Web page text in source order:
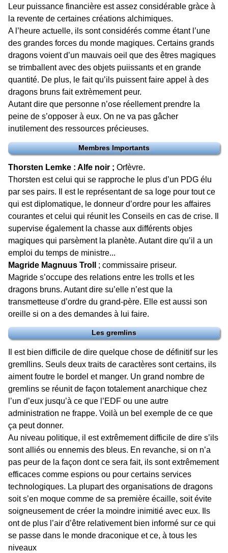
Leur puissance financière est assez considérable gràce à
la revente de certaines créations alchimiques.
A l’heure actuelle, ils sont considérés comme étant l’une
des grandes forces du monde magiques. Certains grands
dragons voient d’un mauvais oeil que des êtres magiques
se trimballent avec des objets puiissants et en grande
quantité. De plus, le fait qu’ils puissent faire appel à des
dragons bruns fait extrèmement peur.
Autant dire que personne n’ose réellement prendre la
peine de s’opposer à eux. On ne va pas gâcher
inutilement des ressources précieuses.
Membres Importants
Thorsten Lemke : Alfe noir ;Orfèvre.
Thorsten est celui qui se rapproche le plus d’un PDG élu
par ses pairs. Il est le représentant de sa loge pour tout ce
qui est diplomatique, le donneur d’ordre pour les affaires
courantes et celui qui réunit les Conseils en cas de crise. Il
supervise également la chasse aux différents objes
magiques qui parsèment la planète. Autant dire qu’il a un
emploi du temps de ministre...
Magride Magnuus Troll
; commissaire priseur.
Magride s’occupe des relations entre les trolls et les
dragons bruns. Autant dire su’elle n’est que la
transmetteuse d’ordre du grand-père. Elle est aussi son
oreille si on a des demandes à lui faire.
Les gremlins
Il est bien difficile de dire quelque chose de définitif sur les
gremllins. Seuls deux traits de caractères sont certains, ils
aiment foutre le bordel et manger. Un grand nombre de
gremlins se réunit de façon totalement anarchique chez
l’un d’eux jusqu’à ce que l’EDF ou une autre
administration ne frappe. Voilà un bel exemple de ce que
ça peut donner.
Au niveau politique, il est extrêmement difficile de dire s’ils
sont alliés ou ennemis des bleus. En revanche, si on n’a
pas peur de la façon dont ce sera fait, ils sont extrêmement
efficaces comme espions ou pour certains services
technologiques. La plupart des organisations de dragons
soit s’en moque comme de sa première écaille, soit évite
soigneusement de créer la moindre inimitié avec eux. Ils
ont de plus l’air d’être relativement bien informé sur ce qui
se passe dans le monde draconique et ce, à tous les
niveaux